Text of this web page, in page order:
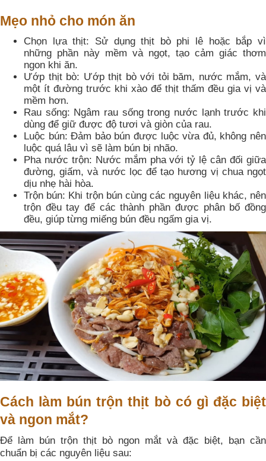
Mẹo nhỏ cho món ăn
Chọn lựa thịt: Sử dụng thịt bò phi lê hoặc bắp vì
những phần này mềm và ngọt, tạo cảm giác thơm
ngon khi ăn.
Ướp thịt bò: Ướp thịt bò với tỏi băm, nước mắm, và
một ít đường trước khi xào để thịt thấm đều gia vị và
mềm hơn.
Rau sống: Ngâm rau sống trong nước lạnh trước khi
dùng để giữ được độ tươi và giòn của rau.
Luộc bún: Đảm bảo bún được luộc vừa đủ, không nên
luộc quá lâu vì sẽ làm bún bị nhão.
Pha nước trộn: Nước mắm pha với tỷ lệ cân đối giữa
đường, giấm, và nước lọc để tạo hương vị chua ngọt
dịu nhẹ hài hòa.
Trộn bún: Khi trộn bún cùng các nguyên liệu khác, nên
trộn đều tay để các thành phần được phân bố đồng
đều, giúp từng miếng bún đều ngấm gia vị.
Cách làm bún trộn thịt bò có gì đặc biệt
và ngon mắt?
Để làm bún trộn thịt bò ngon mắt và đặc biệt, bạn cần
chuẩn bị các nguyên liệu sau: